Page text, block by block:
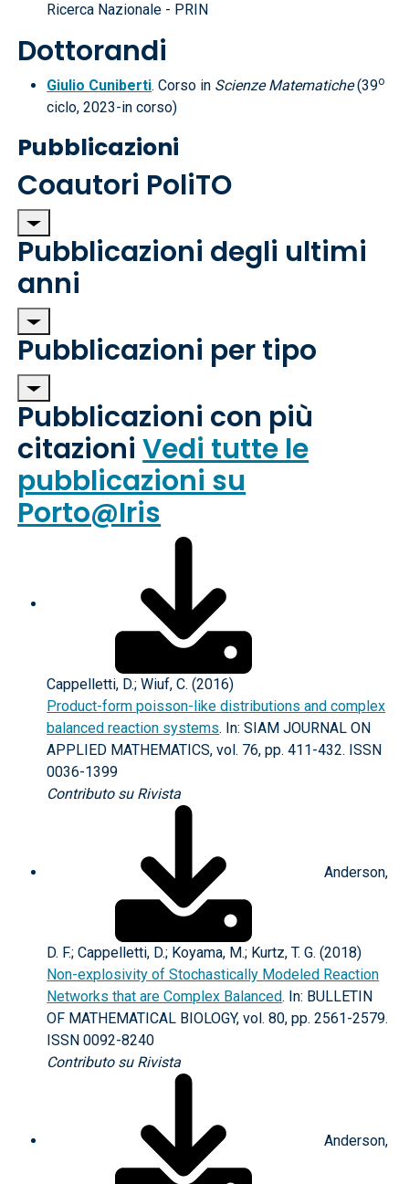
Ricerca Nazionale - PRIN
Dottorandi
Giulio Cuniberti. Corso in Scienze Matematiche(39o
ciclo, 2023-in corso)
Pubblicazioni
Coautori PoliTO
Pubblicazioni degli ultimi
anni
Pubblicazioni per tipo
Pubblicazioni con più
citazioniVedi tutte le
pubblicazioni su
Porto@Iris
Cappelletti, D.; Wiuf, C. (2016)
Product-form poisson-like distributions and complex
balanced reaction systems. In: SIAM JOURNAL ON
APPLIED MATHEMATICS, vol. 76, pp. 411-432. ISSN
0036-1399
Contributo su Rivista
Anderson,
D. F.; Cappelletti, D.; Koyama, M.; Kurtz, T. G. (2018)
Non-explosivity of Stochastically Modeled Reaction
Networks that are Complex Balanced. In: BULLETIN
OF MATHEMATICAL BIOLOGY, vol. 80, pp. 2561-2579.
ISSN 0092-8240
Contributo su Rivista
Anderson,